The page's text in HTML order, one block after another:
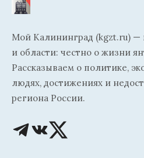
Мой Калининград (kgzt.ru) —
и области: честно о жизни
Рассказываем о политике,
людях, достижениях и
региона России.